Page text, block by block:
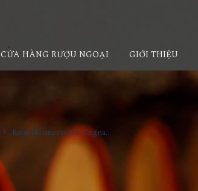
CỬA HÀNG RƯỢU NGOẠI GIỚI THIỆU
Rượu Hennessy XO Cognac 1L